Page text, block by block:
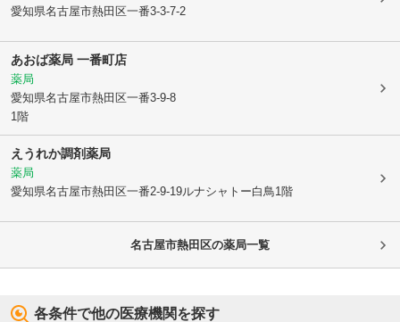
愛知県名古屋市熱田区一番3-3-7-2
あおば薬局 一番町店
薬局
愛知県名古屋市熱田区一番3-9-8
1階
えうれか調剤薬局
薬局
愛知県名古屋市熱田区一番2-9-19ルナシャトー白鳥1階
名古屋市熱田区の薬局一覧
各条件で他の医療機関を探す